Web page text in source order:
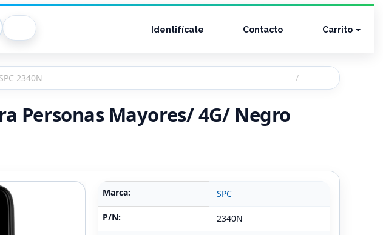
Identifícate Contacto Carrito
SPC 2340N
Personas Mayores/ 4G/ Negro
Marca: SPC
P/N: 2340N